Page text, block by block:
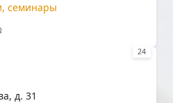
семинары
24
д. 31